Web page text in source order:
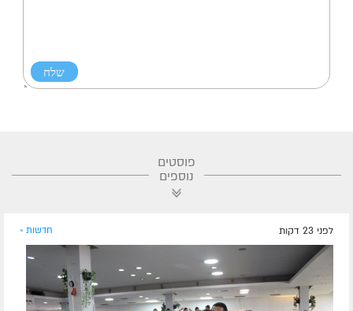
פוסטים
נוספים
לפני 23 דקות חדשות »